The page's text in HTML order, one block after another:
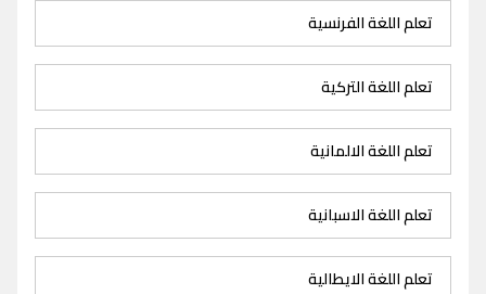
تعلم اللغة الفرنسية
تعلم اللغة التركية
تعلم اللغة الالمانية
تعلم اللغة الاسبانية
تعلم اللغة الايطالية